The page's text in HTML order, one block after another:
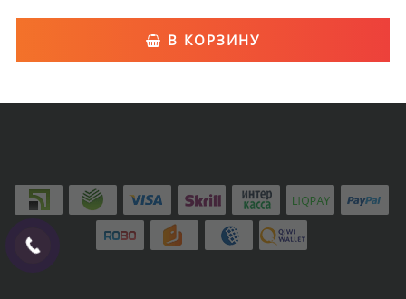
В КОРЗИНУ